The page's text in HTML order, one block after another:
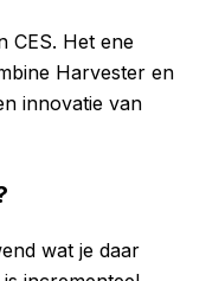
CES. Het ene
Harvester en
innovatie van
wat je daar